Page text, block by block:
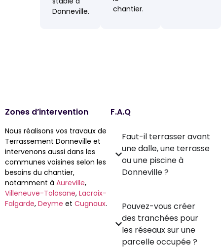
Donneville.
chantier.
Zones d’intervention
Nous réalisons vos travaux de
Terrassement Donneville et
intervenons aussi dans les
communes voisines selon les
besoins du chantier,
notamment à Aureville,
Villeneuve-Tolosane, Lacroix-
Falgarde, Deyme et Cugnaux.
F.A.Q
Faut-il terrasser avant
une dalle, une terrasse
ou une piscine à
Donneville ?
Pouvez-vous créer
des tranchées pour
les réseaux sur une
parcelle occupée ?